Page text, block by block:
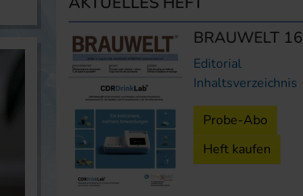
BRAUWELT 16
Editorial
Inhaltsverzeichnis
Probe-Abo
Heft kaufen